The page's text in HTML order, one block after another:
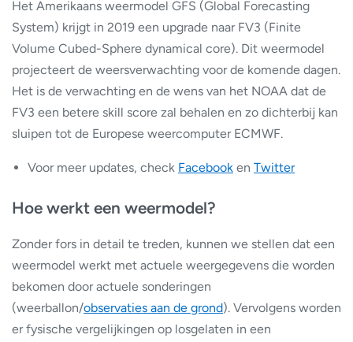
Het Amerikaans weermodel GFS (Global Forecasting
System) krijgt in 2019 een upgrade naar FV3 (Finite
Volume Cubed-Sphere dynamical core). Dit weermodel
projecteert de weersverwachting voor de komende dagen.
Het is de verwachting en de wens van het NOAA dat de
FV3 een betere skill score zal behalen en zo dichterbij kan
sluipen tot de Europese weercomputer ECMWF.
Voor meer updates, check Facebook en Twitter
Hoe werkt een weermodel?
Zonder fors in detail te treden, kunnen we stellen dat een
weermodel werkt met actuele weergegevens die worden
bekomen door actuele sonderingen
(weerballon/observaties aan de grond). Vervolgens worden
er fysische vergelijkingen op losgelaten in een